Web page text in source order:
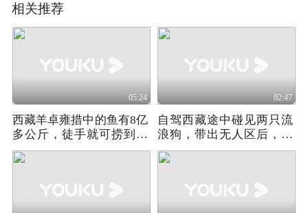
相关推荐
05:24
西藏羊卓雍措中的鱼有8亿
多公斤，徒手就可捞到，
为何无人敢吃？
02:47
自驾西藏途中碰见两只流
浪狗，带出无人区后，在
车上生了两窝小狗